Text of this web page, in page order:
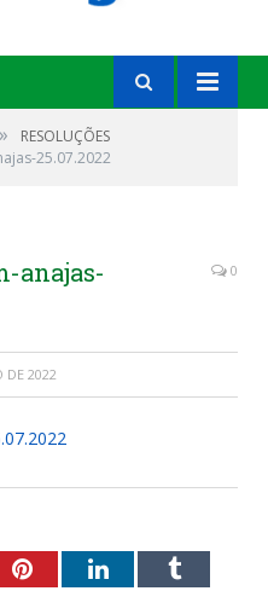
»
RESOLUÇÕES
25.07.2022
anajas-
0
DE 2022
PinterestLinkedInTumblr